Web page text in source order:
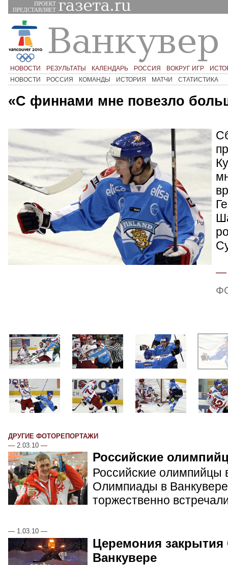
ПРОЕКТ
ПРЕДСТАВЛЯЕТ
НОВОСТИ РЕЗУЛЬТАТЫ КАЛЕНДАРЬ РОССИЯ ВОКРУГ ИГР
НОВОСТИ
РОССИЯ КОМАНДЫ ИСТОРИЯ МАТЧИ СТАТИСТИКА
«С финнами мне повезло
ДРУГИЕ ФОТОРЕПОРТАЖИ
— 2.03.10 —
Российские
Российские олимпийцы
Олимпиады в
торжественно
— 1.03.10 —
Церемония
Ванкувере